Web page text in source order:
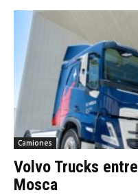
Camiones
Volvo Trucks
Mosca